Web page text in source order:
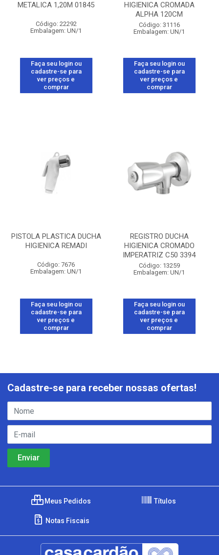
METALICA 1,20M 01845
Código: 22292
Embalagem: UN/1
Faça seu login ou
cadastre-se para
ver preços e
comprar
HIGIENICA CROMADA
ALPHA 120CM
Código: 31116
Embalagem: UN/1
Faça seu login ou
cadastre-se para
ver preços e
comprar
PISTOLA PLASTICA DUCHA
HIGIENICA REMADI
Código: 7676
Embalagem: UN/1
Faça seu login ou
cadastre-se para
ver preços e
comprar
REGISTRO DUCHA
HIGIENICA CROMADO
IMPERATRIZ C50 3394
Código: 13259
Embalagem: UN/1
Faça seu login ou
cadastre-se para
ver preços e
comprar
Cadastre-se para receber nossas ofertas!
Meus Pedidos Títulos
Notas Fiscais